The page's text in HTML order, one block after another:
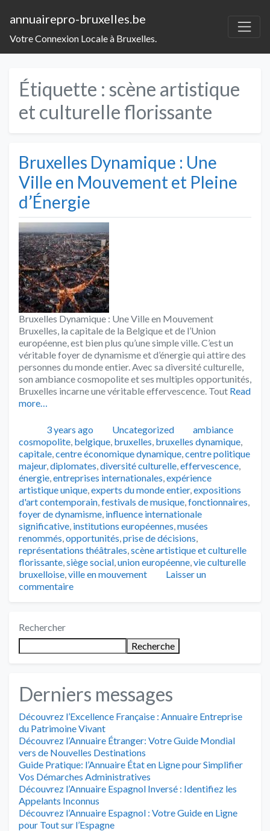
annuairepro-bruxelles.be
Votre Connexion Locale à Bruxelles.
Étiquette : scène artistique
et culturelle florissante
Bruxelles Dynamique : Une
Ville en Mouvement et Pleine
d’Énergie
Bruxelles Dynamique : Une Ville en Mouvement
Bruxelles, la capitale de la Belgique et de l’Union
européenne, est bien plus qu’une simple ville. C’est un
véritable foyer de dynamisme et d’énergie qui attire des
personnes du monde entier. Avec sa diversité culturelle,
son ambiance cosmopolite et ses multiples opportunités,
Bruxelles incarne une véritable effervescence. Tout Read
more…
Publié3 years ago Catégories
Uncategorized Tags
ambiance
cosmopolite, belgique, bruxelles, bruxelles dynamique,
capitale,centre économique dynamique,centre politique
majeur,diplomates,diversité culturelle,effervescence,
énergie,entreprises internationales,expérience
artistique unique,experts du monde entier,expositions
d'art contemporain,festivals de musique,fonctionnaires,
foyer de dynamisme, influence internationale
significative, institutions européennes,musées
renommés,opportunités,prise de décisions,
représentations théâtrales,scène artistique et culturelle
florissante,siège social,union européenne,vie culturelle
bruxelloise,ville en mouvement
Laisser un
commentaire
Rechercher
Recherche
Derniers messages
Découvrez l’Excellence Française : Annuaire Entreprise
du Patrimoine Vivant
Découvrez l’Annuaire Étranger: Votre Guide Mondial
vers de Nouvelles Destinations
Guide Pratique: l’Annuaire État en Ligne pour Simplifier
Vos Démarches Administratives
Découvrez l’Annuaire Espagnol Inversé : Identifiez les
Appelants Inconnus
Découvrez l’Annuaire Espagnol : Votre Guide en Ligne
pour Tout sur l’Espagne